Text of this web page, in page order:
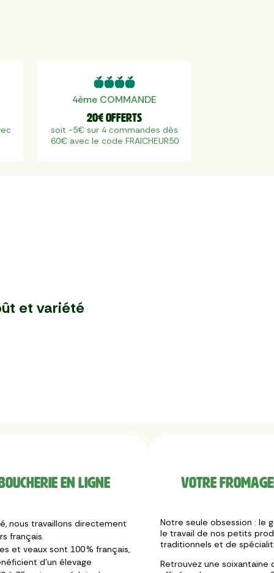
4ème COMMANDE
20€ offerts
soit -5€ sur 4 commandes dès
60€ avec le code FRAICHEUR50
et variété
en ligne
nous travaillons directement
français.
et veaux sont 100 % français,
d’un élevage
Votre
Notre seule obsession : le
le travail de nos petits
traditionnels et de
Retrouvez une soixantaine